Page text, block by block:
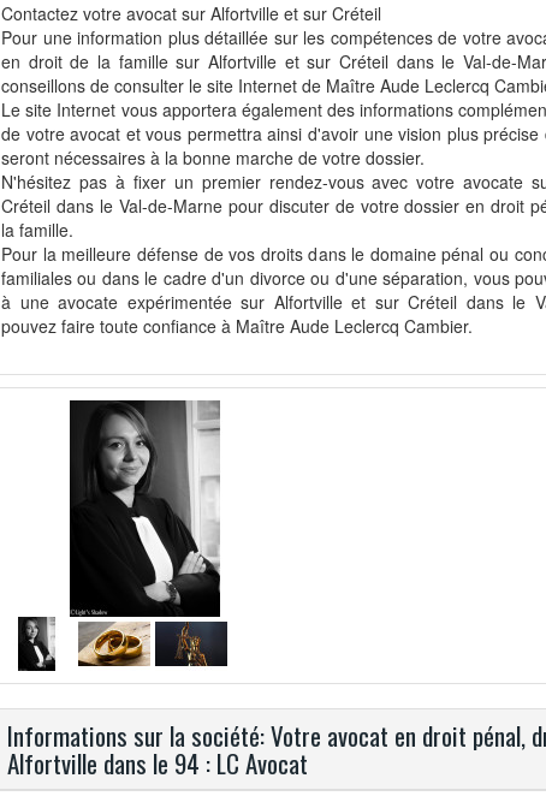
Contactez votre avocat sur Alfortville et sur Créteil
Pour une information plus détaillée sur les compétences de votre
en droit de la famille sur Alfortville et sur Créteil dans le Val-de-
conseillons de consulter le site Internet de Maître Aude Leclercq
Le site Internet vous apportera également des informations
de votre avocat et vous permettra ainsi d'avoir une vision plus
seront nécessaires à la bonne marche de votre dossier.
N'hésitez pas à fixer un premier rendez-vous avec votre avocate
Créteil dans le Val-de-Marne pour discuter de votre dossier en droit
la famille.
Pour la meilleure défense de vos droits dans le domaine pénal ou
familiales ou dans le cadre d'un divorce ou d'une séparation, vous
à une avocate expérimentée sur Alfortville et sur Créteil dans le
pouvez faire toute confiance à Maître Aude Leclercq Cambier.
Informations sur la société: Votre avocat en droit
Alfortville dans le 94 : LC Avocat